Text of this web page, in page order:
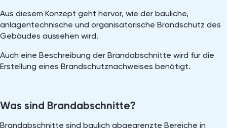
Aus diesem Konzept geht hervor, wie der bauliche,
anlagentechnische und organisatorische Brandschutz des
Gebäudes aussehen wird.
Auch eine Beschreibung der Brandabschnitte wird für die
Erstellung eines Brandschutznachweises benötigt.
Was sind Brandabschnitte?
Brandabschnitte sind baulich abgegrenzte Bereiche in